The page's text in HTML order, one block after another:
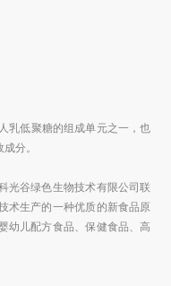
乳低聚糖的组成单元之一，也
分。
光谷绿色生物技术有限公司联
术生产的一种优质的新食品原
幼儿配方食品、保健食品、高